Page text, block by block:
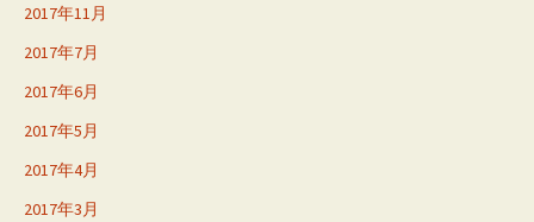
2017年11月
2017年7月
2017年6月
2017年5月
2017年4月
2017年3月